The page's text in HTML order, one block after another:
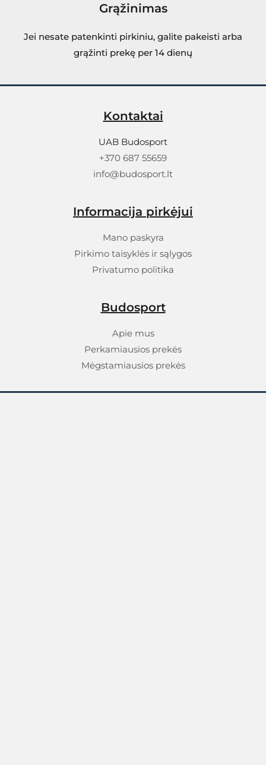
Grąžinimas
Jei nesate patenkinti pirkiniu, galite pakeisti arba
grąžinti prekę per 14 dienų
Kontaktai
UAB Budosport
+370 687 55659
info@budosport.lt
Informacija pirkėjui
Mano paskyra
Pirkimo taisyklės ir sąlygos
Privatumo politika
Budosport
Apie mus
Perkamiausios prekės
Mėgstamiausios prekės